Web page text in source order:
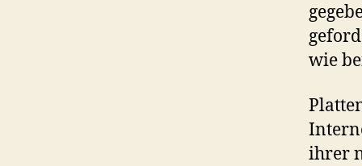
wie
ihrer